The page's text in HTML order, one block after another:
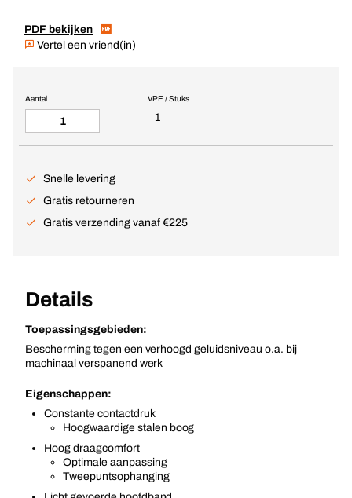
PDF bekijken
Vertel een vriend(in)
VPE / Stuks
1
Aantal
Snelle levering
Gratis retourneren
Gratis verzending vanaf €225
Details
Toepassingsgebieden:
Bescherming tegen een verhoogd geluidsniveau o.a. bij
machinaal verspanend werk
Eigenschappen:
Constante contactdruk
Hoogwaardige stalen boog
Hoog draagcomfort
Optimale aanpassing
Tweepuntsophanging